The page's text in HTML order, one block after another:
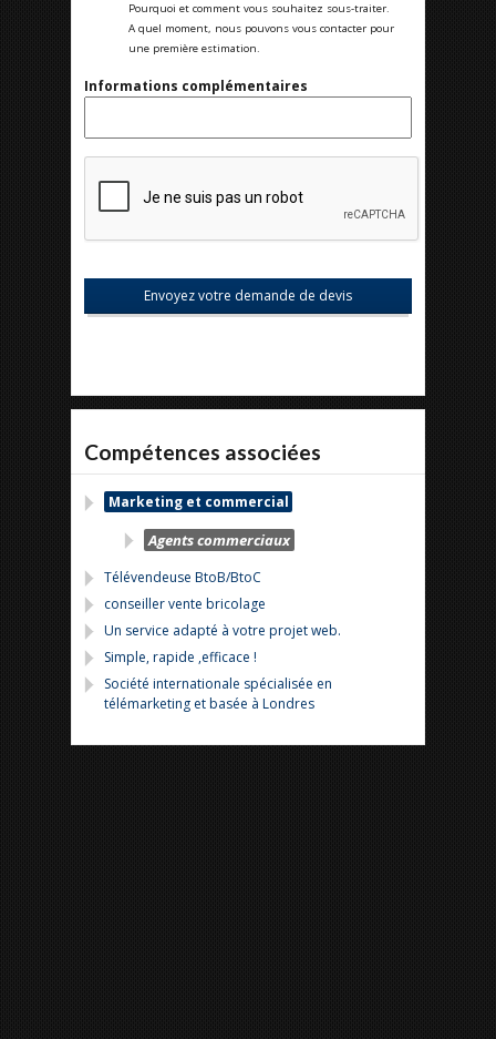
Pourquoi et comment vous souhaitez sous-traiter.
A quel moment, nous pouvons vous contacter pour
une première estimation.
Informations complémentaires
Compétences associées
Marketing et commercial
Agents commerciaux
Télévendeuse BtoB/BtoC
conseiller vente bricolage
Un service adapté à votre projet web.
Simple, rapide ,efficace !
Société internationale spécialisée en
télémarketing et basée à Londres